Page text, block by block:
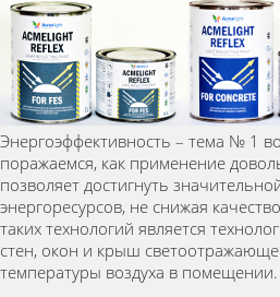
Энергоэффективность – тема № 1
поражаемся, как применение
позволяет достигнуть
энергоресурсов, не снижая
таких технологий является
стен, окон и крыш
температуры воздуха в помещении.